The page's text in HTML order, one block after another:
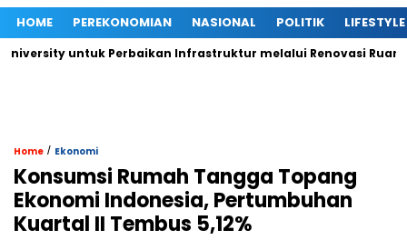
HOME PEREKONOMIAN NASIONAL POLITIK LIFESTYLE
untuk Perbaikan Infrastruktur melalui Renovasi Ruang
Home / Ekonomi
Konsumsi Rumah Tangga Topang
Ekonomi Indonesia, Pertumbuhan
Kuartal II Tembus 5,12%